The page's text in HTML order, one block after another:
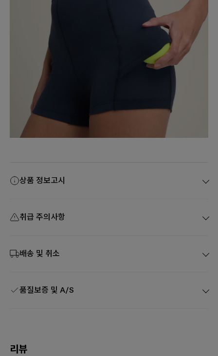
상품 정보고시
취급 주의사항
배송 및 취소
품질보증 및 A/S
리뷰